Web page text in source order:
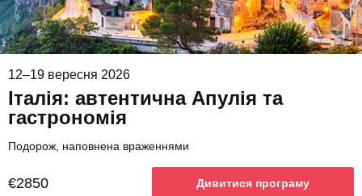
12–19 вересня 2026
Італія: автентична Апулія та
гастрономія
Подорож, наповнена враженнями
€2850 Дивитися програму